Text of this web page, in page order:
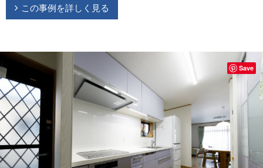
この事例を詳しく見る
Save